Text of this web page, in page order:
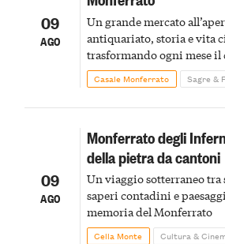
09
AGO
Un grande mercato
antiquariato, storia e vita
trasformando ogni mese il
Monferrato in un luogo di
Casale Monferrato Sagre &
09
AGO
Monferrato degli
della pietra da cantoni
Un viaggio sotterraneo
saperi contadini e
memoria del Monferrato
Cella Monte Cultura &